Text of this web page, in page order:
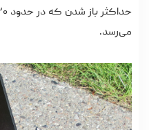
می‌رسد.